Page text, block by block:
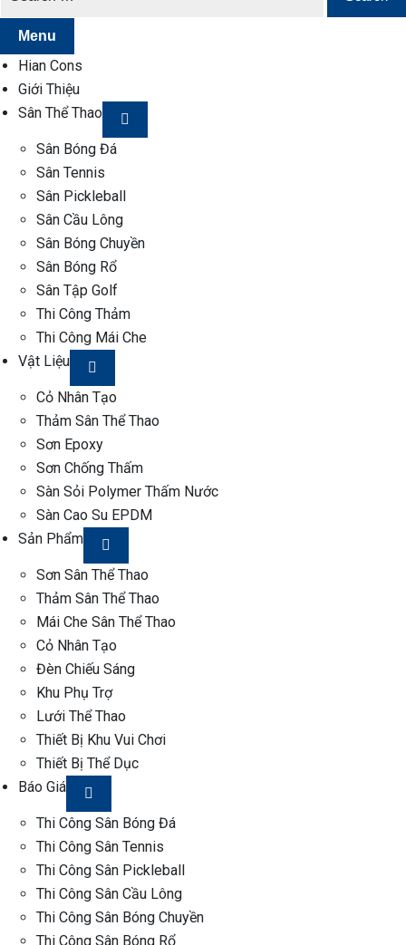
Menu
Hian Cons
Giới Thiệu
Sân Thể Thao
Sân Bóng Đá
Sân Tennis
Sân Pickleball
Sân Cầu Lông
Sân Bóng Chuyền
Sân Bóng Rổ
Sân Tập Golf
Thi Công Thảm
Thi Công Mái Che
Vật Liệu
Cỏ Nhân Tạo
Thảm Sân Thể Thao
Sơn Epoxy
Sơn Chống Thấm
Sàn Sỏi Polymer Thấm Nước
Sàn Cao Su EPDM
Sản Phẩm
Sơn Sân Thể Thao
Thảm Sân Thể Thao
Mái Che Sân Thể Thao
Cỏ Nhân Tạo
Đèn Chiếu Sáng
Khu Phụ Trợ
Lưới Thể Thao
Thiết Bị Khu Vui Chơi
Thiết Bị Thể Dục
Báo Giá
Thi Công Sân Bóng Đá
Thi Công Sân Tennis
Thi Công Sân Pickleball
Thi Công Sân Cầu Lông
Thi Công Sân Bóng Chuyền
Thi Công Sân Bóng Rổ